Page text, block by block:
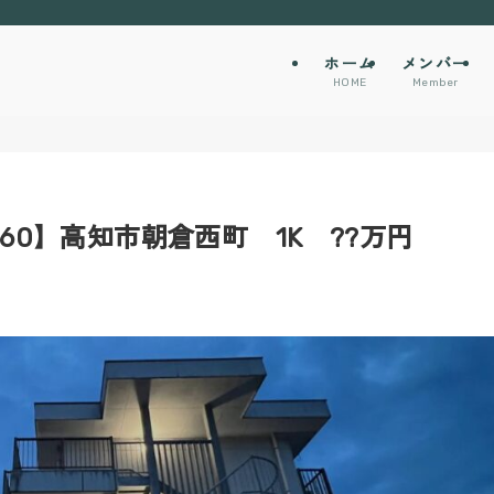
ホーム
HOME
メンバー
Member
】高知市朝倉西町 1K ??万円